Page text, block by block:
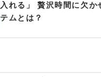
入れる」 贅沢時間に欠か
テムとは？